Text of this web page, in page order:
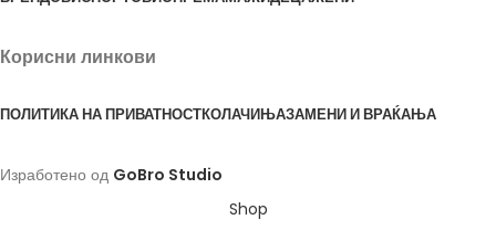
Корисни линкови
ПОЛИТИКА НА ПРИВАТНОСТКОЛАЧИЊАЗАМЕНИ И ВРАЌАЊА
Изработено од GoBro Studio
Shop